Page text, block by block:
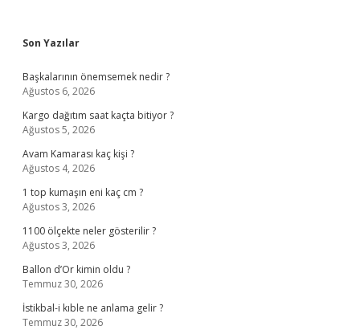
Sidebar
Son Yazılar
Başkalarının önemsemek nedir ?
Ağustos 6, 2026
Kargo dağıtım saat kaçta bitiyor ?
Ağustos 5, 2026
Avam Kamarası kaç kişi ?
Ağustos 4, 2026
1 top kumaşın eni kaç cm ?
Ağustos 3, 2026
1100 ölçekte neler gösterilir ?
Ağustos 3, 2026
Ballon d’Or kimin oldu ?
Temmuz 30, 2026
İstikbal-i kıble ne anlama gelir ?
Temmuz 30, 2026